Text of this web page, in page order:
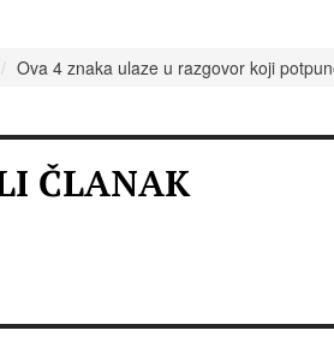
Ova 4 znaka ulaze u razgovor koji
ČLANAK